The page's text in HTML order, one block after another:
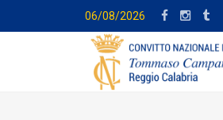
06/08/2026